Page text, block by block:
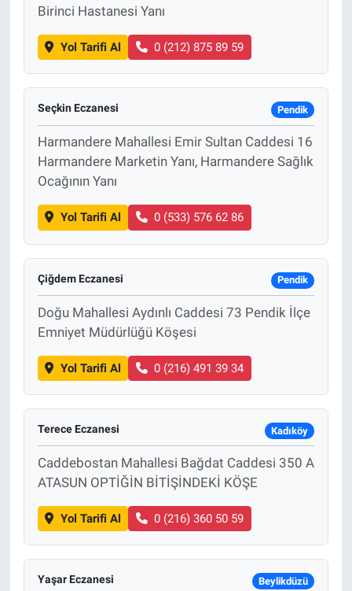
Birinci Hastanesi Yanı
Yol Tarifi Al 0 (212) 875 89 59
Seçkin Eczanesi Pendik
Harmandere Mahallesi Emir Sultan Caddesi 16
Harmandere Marketin Yanı, Harmandere Sağlık
Ocağının Yanı
Yol Tarifi Al 0 (533) 576 62 86
Çiğdem Eczanesi Pendik
Doğu Mahallesi Aydınlı Caddesi 73 Pendik İlçe
Emniyet Müdürlüğü Köşesi
Yol Tarifi Al 0 (216) 491 39 34
Terece Eczanesi Kadıköy
Caddebostan Mahallesi Bağdat Caddesi 350 A
ATASUN OPTİĞİN BİTİŞİNDEKİ KÖŞE
Yol Tarifi Al 0 (216) 360 50 59
Yaşar Eczanesi Beylikdüzü